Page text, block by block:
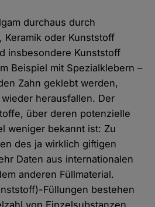
durchaus durch
Keramik oder Kunststoff
insbesondere Kunststoff
Beispiel mit Spezialklebern –
Zahn geklebt werden,
herausfallen. Der
über deren potenzielle
weniger bekannt ist: Zu
des ja wirklich giftigen
Daten aus internationalen
anderen Füllmaterial.
Füllungen bestehen